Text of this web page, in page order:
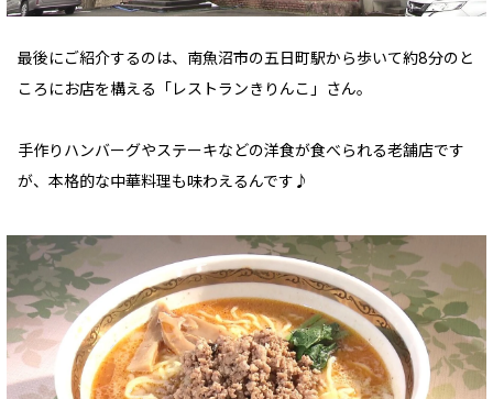
最後にご紹介するのは、南魚沼市の五日町駅から歩いて約8分のと
ころにお店を構える「レストランきりんこ」さん。
手作りハンバーグやステーキなどの洋食が食べられる老舗店です
が、本格的な中華料理も味わえるんです♪